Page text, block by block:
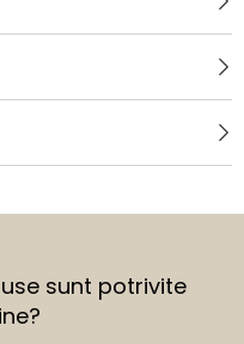
sunt potrivite